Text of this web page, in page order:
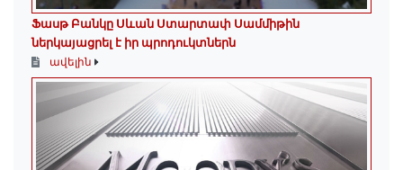
Ֆասթ Բանկը Սևան Ստարտափ Սամմիթին
ներկայացրել է իր պրոդուկտներն
ավելին